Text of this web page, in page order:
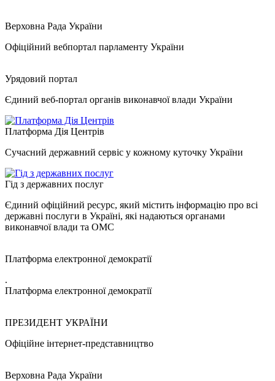
Верховна Рада України
Офіційний вебпортал парламенту України
Урядовий портал
Єдиний веб-портал органів виконавчої влади України
Платформа Дія Центрів
Сучасний державний сервіс у кожному куточку України
Гід з державних послуг
Єдиний офіційний ресурс, який містить інформацію про всі
державні послуги в Україні, які надаються органами
виконавчої влади та ОМС
Платформа електронної демократії
.
Платформа електронної демократії
ПРЕЗИДЕНТ УКРАЇНИ
Офіційне інтернет-представництво
Верховна Рада України